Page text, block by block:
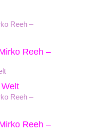
Reeh –
Reeh –